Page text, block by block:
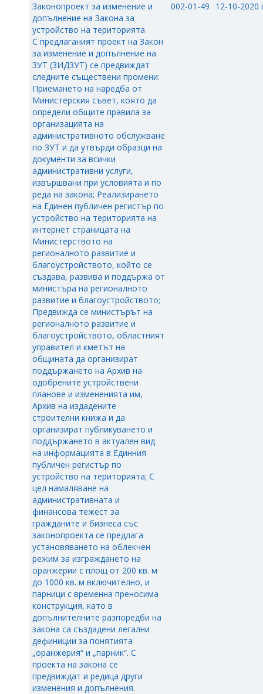
Законопроект за изменение и
допълнение на Закона за
устройство на територията
С предлаганият проект на Закон
за изменение и допълнение на
ЗУТ (ЗИДЗУТ) се предвиждат
следните съществени промени:
Приемането на наредба от
Министерския съвет, която да
определи общите правила за
организацията на
административното обслужване
по ЗУТ и да утвърди образци на
документи за всички
административни услуги,
извършвани при условията и по
реда на закона; Реализирането
на Единен публичен регистър по
устройство на територията на
интернет страницата на
Министерството на
регионалното развитие и
благоустройството, който се
създава, развива и поддържа от
министъра на регионалното
развитие и благоустройството;
Предвижда се министърът на
регионалното развитие и
благоустройството, областният
управител и кметът на
общината да организират
поддържането на Архив на
одобрените устройствени
планове и измененията им,
Архив на издадените
строителни книжа и да
организират публикуването и
поддържането в актуален вид
на информацията в Единния
публичен регистър по
устройство на територията; С
цел намаляване на
административната и
финансова тежест за
гражданите и бизнеса със
законопроекта се предлага
установяването на облекчен
режим за изграждането на
оранжерии с площ от 200 кв. м
до 1000 кв. м включително, и
парници с временна преносима
конструкция, като в
допълнителните разпоредби на
закона са създадени легални
дефиниции за понятията
„оранжерия“ и „парник“. С
проекта на закона се
предвиждат и редица други
изменения и допълнения.
002-01-49 12-10-2020